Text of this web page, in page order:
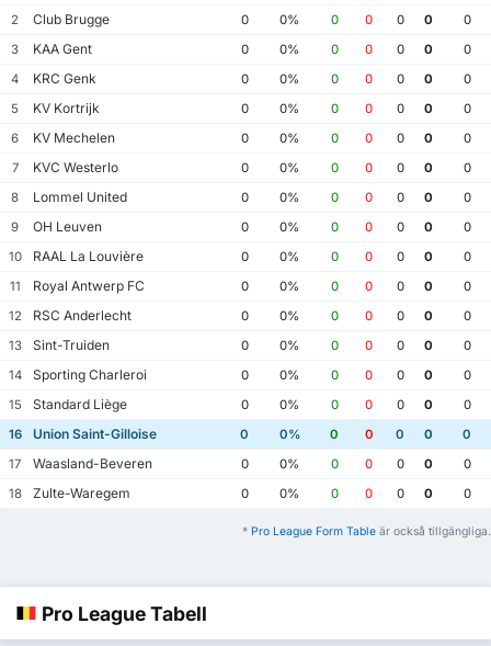
2
Club Brugge 0 0% 0 0 0 0
0
3
KAA Gent 0 0% 0 0 0 0
0
4
KRC Genk 0 0% 0 0 0 0
0
5
KV Kortrijk 0 0% 0 0 0 0
0
6
KV Mechelen 0 0% 0 0 0 0
0
7
KVC Westerlo 0 0% 0 0 0 0
0
8
Lommel United 0 0% 0 0 0 0
0
9
OH Leuven 0 0% 0 0 0 0
0
10
RAAL La Louvière 0 0% 0 0 0 0
0
11
Royal Antwerp FC 0 0% 0 0 0 0
0
12
RSC Anderlecht 0 0% 0 0 0 0
0
13
Sint-Truiden 0 0% 0 0 0 0
0
14
Sporting Charleroi 0 0% 0 0 0 0
0
15
Standard Liège 0 0% 0 0 0 0
0
16
Union Saint-Gilloise 0 0% 0 0 0 0
0
17
Waasland-Beveren 0 0% 0 0 0 0
0
18
Zulte-Waregem 0 0% 0 0 0 0 0
* Pro League Form Table är också tillgängliga.
Pro League Tabell